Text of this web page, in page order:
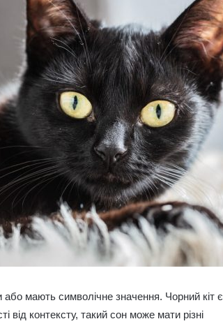
мають символічне значення. Чорний кіт є
від контексту, такий сон може мати різні